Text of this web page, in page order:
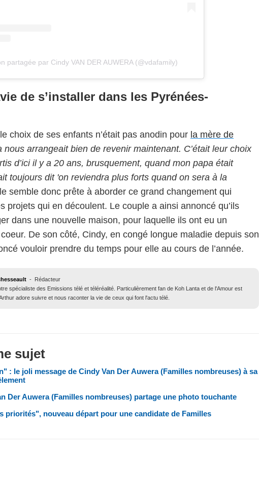
partagée par Cindy VAN DER AUWERA (@vdafamily)
de s’installer dans les Pyrénées-
choix de ses enfants n’était pas anodin pour la mère de
nous arrangeait bien de revenir maintenant. C’était leur choix
d’ici il y a 20 ans, brusquement, quand mon papa était
toujours dit 'on reviendra plus forts quand on sera à la
semble donc prête à aborder ce grand changement qui
projets qui en découlent. Le couple a ainsi annoncé qu’ils
dans une nouvelle maison, pour laquelle ils ont eu un
De son côté, Cindy, en congé longue maladie depuis son
vouloir prendre du temps pour elle au cours de l’année.
- Rédacteur
spécialiste des Emissions télé et téléréalité. Particulièrement fan de Koh Lanta et de l'Amour est
adore suivre et nous raconter la vie de ceux qui font l'actu télé.
sujet
: le joli message de Cindy Van Der Auwera (Familles nombreuses) à sa
Der Auwera (Familles nombreuses) partage une photo touchante
priorités", nouveau départ pour une candidate de Familles